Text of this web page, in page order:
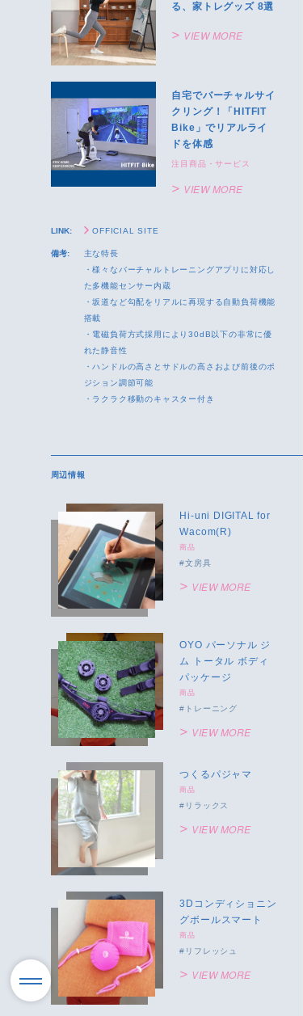
る、家トレグッズ 8選
VIEW MORE
自宅でバーチャルサイ
クリング！「HITFIT
Bike」でリアルライ
ドを体感
注目商品・サービス
VIEW MORE
LINK: OFFICIAL SITE
備考:
主な特長
・様々なバーチャルトレーニングアプリに対応し
た多機能センサー内蔵
・坂道など勾配をリアルに再現する自動負荷機能
搭載
・電磁負荷方式採用により30dB以下の非常に優
れた静音性
・ハンドルの高さとサドルの高さおよび前後のポ
ジション調節可能
・ラクラク移動のキャスター付き
周辺情報
Hi-uni DIGITAL for
Wacom(R)
商品
文房具
VIEW MORE
OYO パーソナル ジ
ム トータル ボディ
パッケージ
商品
トレーニング
VIEW MORE
つくるパジャマ
商品
リラックス
VIEW MORE
3Dコンディショニン
グボールスマート
商品
リフレッシュ
VIEW MORE